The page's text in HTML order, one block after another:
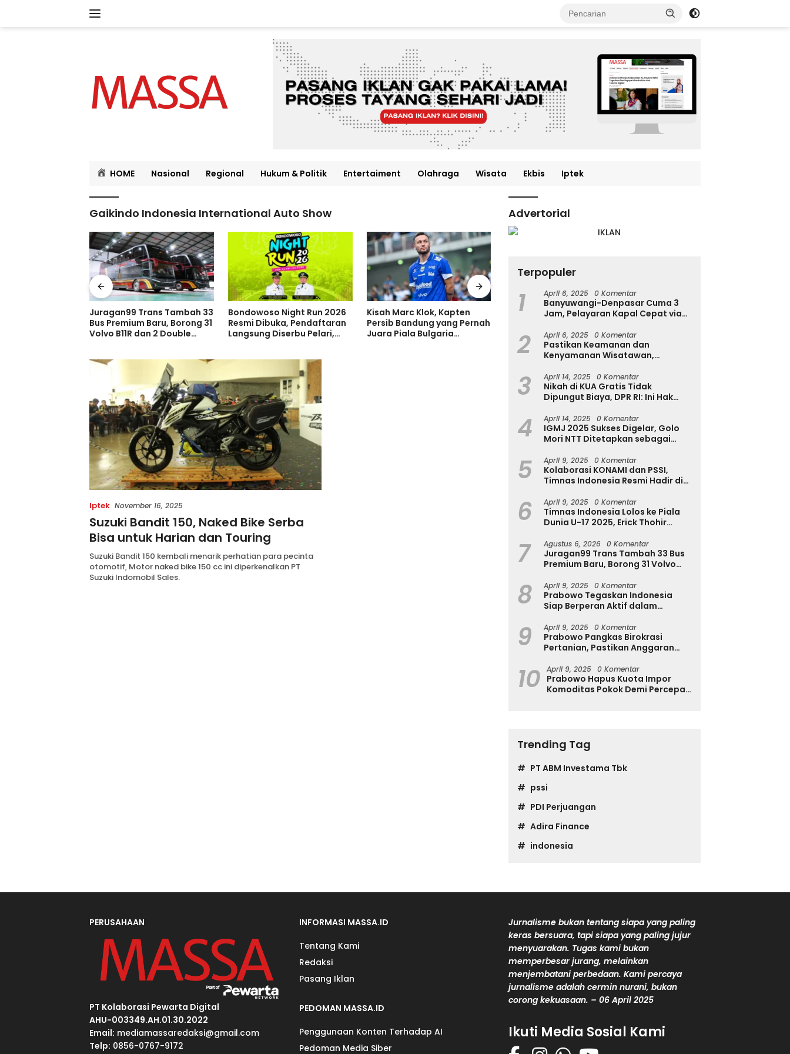
HOME Nasional Regional Hukum & Politik Entertaiment Olahraga Wisata Ekbis Iptek
Gaikindo Indonesia International Auto Show
Bondowoso Night Run 2026
Resmi Dibuka, Pendaftaran
Langsung Diserbu Pelari,
Kisah Marc Klok, Kapten
Persib Bandung yang Pernah
Juara Piala Bulgaria
Levner Consulting Dampingi
Perusahaan Indonesia
Perkuat Tata Kelola melalui
Rumah Diserang Rayap
Tanda Awalnya Sebelum
Kerusakan Makin Parah
Tekan Kecanduan Gadget,
3S untuk Pelajar
Iptek November 16, 2025
Suzuki Bandit 150, Naked Bike Serba
Bisa untuk Harian dan Touring
Suzuki Bandit 150 kembali menarik perhatian para pecinta
otomotif, Motor naked bike 150 cc ini diperkenalkan PT
Suzuki Indomobil Sales.
Advertorial
Terpopuler
1 April 6, 2025 0 Komentar
Banyuwangi-Denpasar Cuma 3
Jam, Pelayaran Kapal Cepat via
Denpasar Segera Dibuka
2 April 6, 2025 0 Komentar
Pastikan Keamanan dan
Kenyamanan Wisatawan,
Tinjau Destinasi Wisata
3 April 14, 2025 0 Komentar
Nikah di KUA Gratis Tidak
Dipungut Biaya, DPR RI: Ini Hak
4 April 14, 2025 0 Komentar
IGMJ 2025 Sukses Digelar, Golo
Mori NTT Ditetapkan sebagai
5 April 9, 2025 0 Komentar
Kolaborasi KONAMI dan PSSI,
Timnas Indonesia Resmi Hadir di
6 April 9, 2025 0 Komentar
Timnas Indonesia Lolos ke Piala
Dunia U-17 2025, Erick Thohir
7 Agustus 6, 2026 0 Komentar
Juragan99 Trans Tambah 33 Bus
Premium Baru, Borong 31 Volvo
di GIIAS 2026
8 April 9, 2025 0 Komentar
Prabowo Tegaskan Indonesia
Siap Berperan Aktif dalam
9 April 9, 2025 0 Komentar
Prabowo Pangkas Birokrasi
Pertanian, Pastikan Anggaran
10 April 9, 2025 0 Komentar
Prabowo Hapus Kuota Impor
Komoditas Pokok Demi Percepat
Trending Tag
PT ABM Investama Tbk
pssi
PDI Perjuangan
Adira Finance
indonesia
PERUSAHAAN
PT Kolaborasi Pewarta Digital
AHU-003349.AH.01.30.2022
Email: mediamassaredaksi@gmail.com
Telp: 0856-0767-9172
INFORMASI MASSA.ID
Tentang Kami
Redaksi
Pasang Iklan
PEDOMAN MASSA.ID
Penggunaan Konten Terhadap AI
Pedoman Media Siber
Jurnalisme bukan tentang siapa yang paling
keras bersuara, tapi siapa yang paling jujur
menyuarakan. Tugas kami bukan
memperbesar jurang, melainkan
menjembatani perbedaan. Kami percaya
jurnalisme adalah cermin nurani, bukan
corong kekuasaan. – 06 April 2025
Ikuti Media Sosial Kami